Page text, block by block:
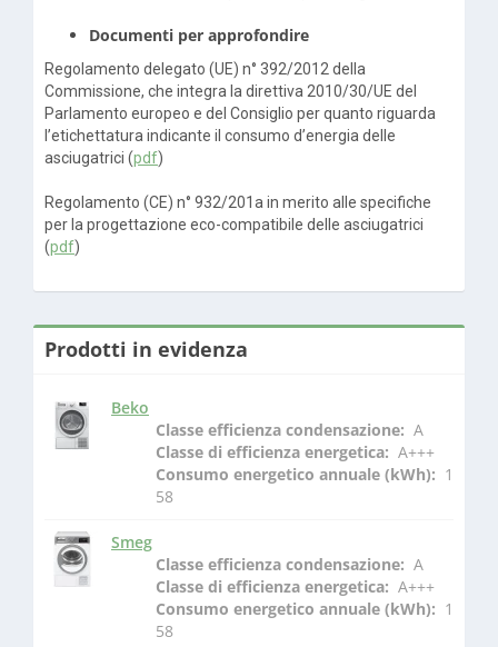
Documenti per approfondire
Regolamento delegato (UE) n° 392/2012 della
Commissione, che integra la direttiva 2010/30/UE del
Parlamento europeo e del Consiglio per quanto riguarda
l’etichettatura indicante il consumo d’energia delle
asciugatrici (pdf)
Regolamento (CE) n° 932/201a in merito alle specifiche
per la progettazione eco-compatibile delle asciugatrici
(pdf)
Prodotti in evidenza
Beko
Classe efficienza condensazione: A
Classe di efficienza energetica: A+++
Consumo energetico annuale (kWh): 1
58
Smeg
Classe efficienza condensazione: A
Classe di efficienza energetica: A+++
Consumo energetico annuale (kWh): 1
58